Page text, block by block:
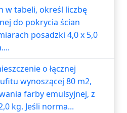
w tabeli, określ liczbę
do pokrycia ścian
posadzki 4,0 x 5,0
o łącznej
wynoszącej 80 m2,
farby emulsyjnej, z
kg. Jeśli norma...